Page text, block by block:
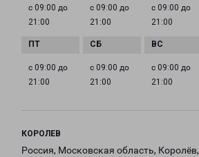
с 09:00 до
21:00
с 09:00 до
21:00
с 09:00 до
21:00
с 09:00 до
21:00
с 09:00 до
21:00
с 09:00 до
21:00
КОРОЛЕВ
Россия, Московская область, Королёв,